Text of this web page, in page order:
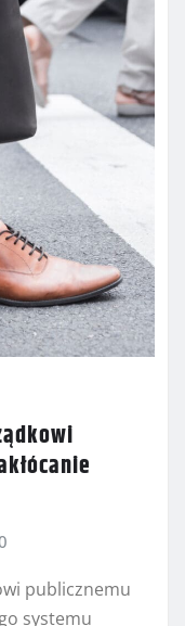
publicznemu
systemu